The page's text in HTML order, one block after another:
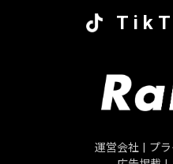
運営会社
プ